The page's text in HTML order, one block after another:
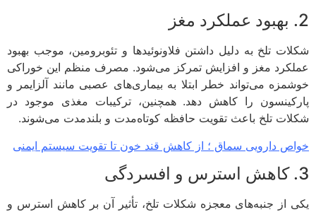
تلخ به دلیل داشتن فلاونوئیدها و تئوبرومین، موجب بهبود
مغز و افزایش تمرکز می‌شود. مصرف منظم این خوراکی
می‌تواند خطر ابتلا به بیماری‌های عصبی مانند آلزایمر و
را کاهش دهد. همچنین، ترکیبات مغذی موجود در
تلخ باعث تقویت حافظه کوتاه‌مدت و بلندمدت می‌شوند.
دارویی سماق ؛ از کاهش قند خون تا تقویت سیستم ایمنی
از جنبه‌های معجزه شکلات تلخ، تأثیر آن بر کاهش استرس و